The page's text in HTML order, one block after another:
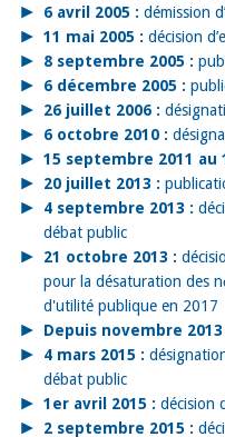
6 avril 2005 : démission
11 mai 2005 : décision
8 septembre 2005 :
6 décembre 2005 :
26 juillet 2006 :
6 octobre 2010 :
15 septembre 2011 au
20 juillet 2013 :
4 septembre 2013 :
débat public
21 octobre 2013 :
pour la désaturation des
d'utilité publique en 2017
Depuis novembre 2013
4 mars 2015 :
débat public
1er avril 2015 : décision
2 septembre 2015 :